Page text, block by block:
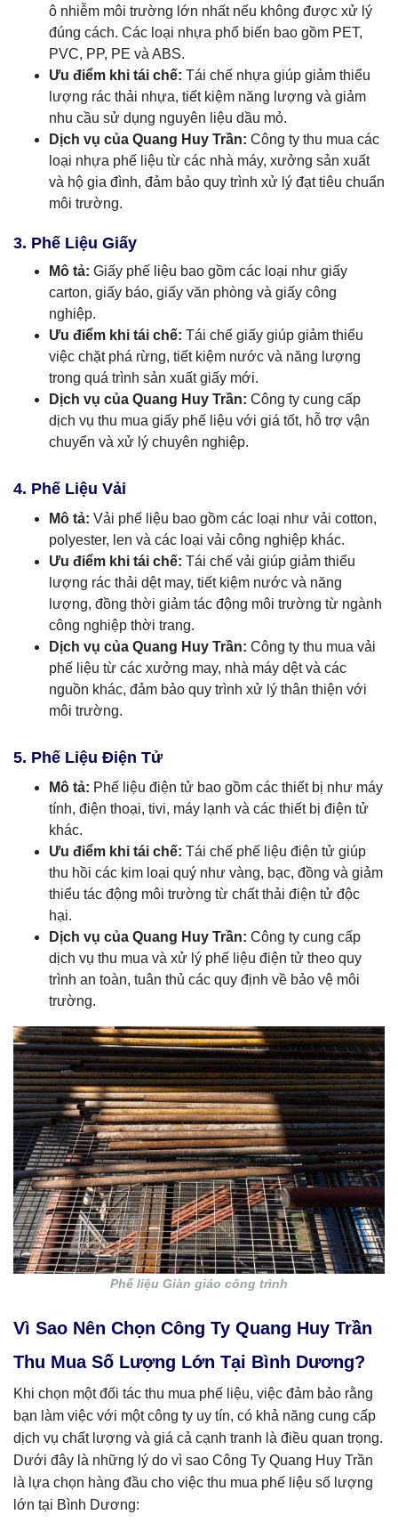
ô nhiễm môi trường lớn nhất nếu không được xử lý
đúng cách. Các loại nhựa phổ biến bao gồm PET,
PVC, PP, PE và ABS.
Ưu điểm khi tái chế: Tái chế nhựa giúp giảm thiểu
lượng rác thải nhựa, tiết kiệm năng lượng và giảm
nhu cầu sử dụng nguyên liệu dầu mỏ.
Dịch vụ của Quang Huy Trần: Công ty thu mua các
loại nhựa phế liệu từ các nhà máy, xưởng sản xuất
và hộ gia đình, đảm bảo quy trình xử lý đạt tiêu chuẩn
môi trường.
3. Phế Liệu Giấy
Mô tả: Giấy phế liệu bao gồm các loại như giấy
carton, giấy báo, giấy văn phòng và giấy công
nghiệp.
Ưu điểm khi tái chế: Tái chế giấy giúp giảm thiểu
việc chặt phá rừng, tiết kiệm nước và năng lượng
trong quá trình sản xuất giấy mới.
Dịch vụ của Quang Huy Trần: Công ty cung cấp
dịch vụ thu mua giấy phế liệu với giá tốt, hỗ trợ vận
chuyển và xử lý chuyên nghiệp.
4. Phế Liệu Vải
Mô tả: Vải phế liệu bao gồm các loại như vải cotton,
polyester, len và các loại vải công nghiệp khác.
Ưu điểm khi tái chế: Tái chế vải giúp giảm thiểu
lượng rác thải dệt may, tiết kiệm nước và năng
lượng, đồng thời giảm tác động môi trường từ ngành
công nghiệp thời trang.
Dịch vụ của Quang Huy Trần: Công ty thu mua vải
phế liệu từ các xưởng may, nhà máy dệt và các
nguồn khác, đảm bảo quy trình xử lý thân thiện với
môi trường.
5. Phế Liệu Điện Tử
Mô tả: Phế liệu điện tử bao gồm các thiết bị như máy
tính, điện thoại, tivi, máy lạnh và các thiết bị điện tử
khác.
Ưu điểm khi tái chế: Tái chế phế liệu điện tử giúp
thu hồi các kim loại quý như vàng, bạc, đồng và giảm
thiểu tác động môi trường từ chất thải điện tử độc
hại.
Dịch vụ của Quang Huy Trần: Công ty cung cấp
dịch vụ thu mua và xử lý phế liệu điện tử theo quy
trình an toàn, tuân thủ các quy định về bảo vệ môi
trường.
Phế liệu Giàn giáo công trình
Vì Sao Nên Chọn Công Ty Quang Huy Trần
Thu Mua Số Lượng Lớn Tại Bình Dương?
Khi chọn một đối tác thu mua phế liệu, việc đảm bảo rằng
bạn làm việc với một công ty uy tín, có khả năng cung cấp
dịch vụ chất lượng và giá cả cạnh tranh là điều quan trọng.
Dưới đây là những lý do vì sao Công Ty Quang Huy Trần
là lựa chọn hàng đầu cho việc thu mua phế liệu số lượng
lớn tại Bình Dương: